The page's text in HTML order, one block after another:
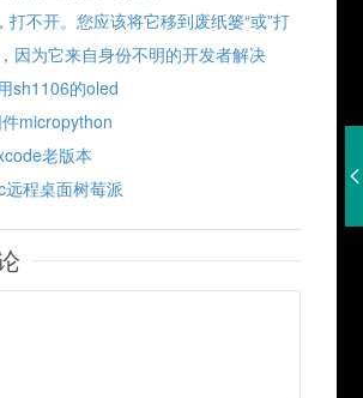
打不开。您应该将它移到废纸篓“或”打
因为它来自身份不明的开发者解决
sh1106的oled
micropython
老版本
程桌面树莓派
